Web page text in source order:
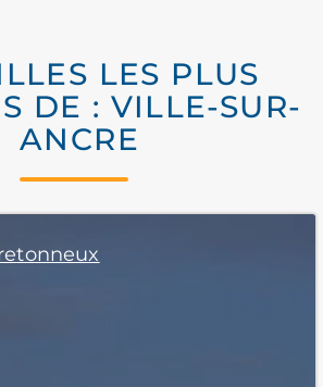
LES PLUS
DE : VILLE-SUR-
ANCRE